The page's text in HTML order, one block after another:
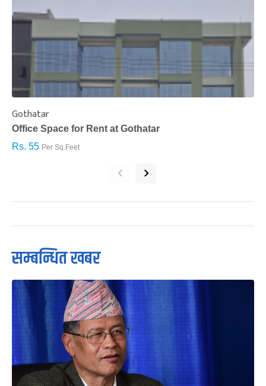
Gothatar
Office Space for Rent at Gothatar
Rs. 55 Per Sq.Feet
‹ ›
सम्बन्धित खबर